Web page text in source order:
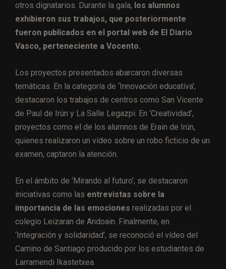
otros dignatarios. Durante la gala, los alumnos
exhibieron sus trabajos, que posteriormente
fueron publicados en el portal web de El Diario
Vasco, perteneciente a Vocento.
Los proyectos presentados abarcaron diversas
temáticas. En la categoría de ‘Innovación educativa’,
destacaron los trabajos de centros como San Vicente
de Paul de Irún y La Salle Legazpi. En ‘Creatividad’,
proyectos como el de los alumnos de Erain de Irún,
quienes realizaron un vídeo sobre un robo ficticio de un
examen, captaron la atención.
En el ámbito de ‘Mirando al futuro’, se destacaron
iniciativas como las entrevistas sobre la
importancia de las emociones realizadas por el
colegio Leizaran de Andoain. Finalmente, en
‘Integración y solidaridad’, se reconoció el vídeo del
Camino de Santiago producido por los estudiantes de
Larramendi Ikastetxea.